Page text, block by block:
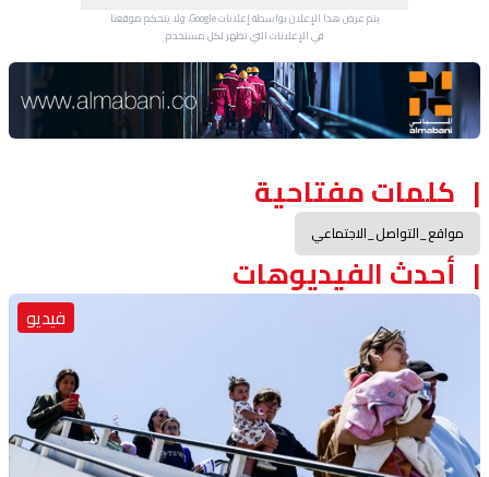
يتم عرض هذا الإعلان بواسطة إعلانات Google، ولا يتحكم موقعنا
في الإعلانات التي تظهر لكل مستخدم.
Advertisement Section
كلمات مفتاحية
مواقع_التواصل_الاجتماعي
أحدث الفيديوهات
فيديو